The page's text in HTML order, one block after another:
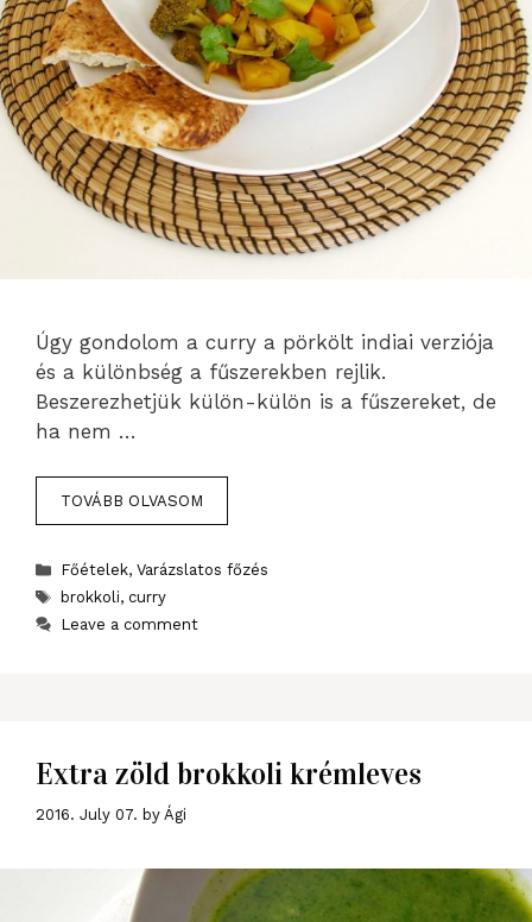
Úgy gondolom a curry a pörkölt indiai verziója
és a különbség a fűszerekben rejlik.
Beszerezhetjük külön-külön is a fűszereket, de
ha nem …
TOVÁBB OLVASOM
Categories
Főételek, Varázslatos főzés
Tags
brokkoli, curry
Leave a comment
Extra zöld brokkoli krémleves
2016. July 07. by Ági